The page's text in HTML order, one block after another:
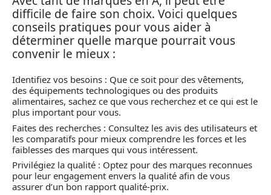
difficile de faire son choix. Voici quelques
conseils pratiques pour vous aider à
déterminer quelle marque pourrait vous
convenir le mieux :
Identifiez vos besoins : Que ce soit pour des vêtements,
des équipements technologiques ou des produits
alimentaires, sachez ce que vous recherchez et ce qui est le
plus important pour vous.
Faites des recherches : Consultez les avis des utilisateurs et
les comparatifs pour mieux comprendre les forces et les
faiblesses des marques qui vous intéressent.
Privilégiez la qualité : Optez pour des marques reconnues
pour leur engagement envers la qualité afin de vous
assurer d’un bon rapport qualité-prix.